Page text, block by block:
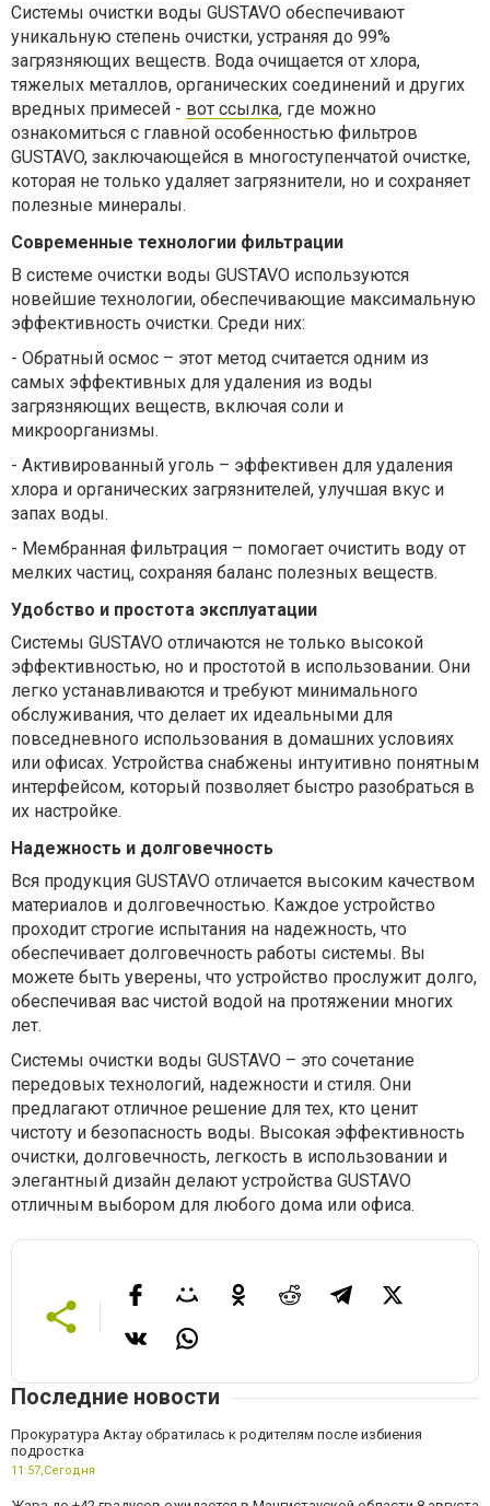
Системы очистки воды GUSTAVO обеспечивают
уникальную степень очистки, устраняя до 99%
загрязняющих веществ. Вода очищается от хлора,
тяжелых металлов, органических соединений и других
вредных примесей - вот ссылка, где можно
ознакомиться с главной особенностью фильтров
GUSTAVO, заключающейся в многоступенчатой очистке,
которая не только удаляет загрязнители, но и сохраняет
полезные минералы.
Современные технологии фильтрации
В системе очистки воды GUSTAVO используются
новейшие технологии, обеспечивающие максимальную
эффективность очистки. Среди них:
- Обратный осмос – этот метод считается одним из
самых эффективных для удаления из воды
загрязняющих веществ, включая соли и
микроорганизмы.
- Активированный уголь – эффективен для удаления
хлора и органических загрязнителей, улучшая вкус и
запах воды.
- Мембранная фильтрация – помогает очистить воду от
мелких частиц, сохраняя баланс полезных веществ.
Удобство и простота эксплуатации
Системы GUSTAVO отличаются не только высокой
эффективностью, но и простотой в использовании. Они
легко устанавливаются и требуют минимального
обслуживания, что делает их идеальными для
повседневного использования в домашних условиях
или офисах. Устройства снабжены интуитивно понятным
интерфейсом, который позволяет быстро разобраться в
их настройке.
Надежность и долговечность
Вся продукция GUSTAVO отличается высоким качеством
материалов и долговечностью. Каждое устройство
проходит строгие испытания на надежность, что
обеспечивает долговечность работы системы. Вы
можете быть уверены, что устройство прослужит долго,
обеспечивая вас чистой водой на протяжении многих
лет.
Системы очистки воды GUSTAVO – это сочетание
передовых технологий, надежности и стиля. Они
предлагают отличное решение для тех, кто ценит
чистоту и безопасность воды. Высокая эффективность
очистки, долговечность, легкость в использовании и
элегантный дизайн делают устройства GUSTAVO
отличным выбором для любого дома или офиса.
Последние новости
Прокуратура Актау обратилась к родителям после избиения
подростка
11:57,Сегодня